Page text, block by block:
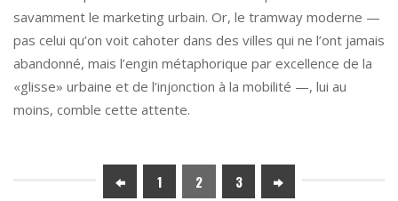
savamment le marketing urbain. Or, le tramway moderne —
pas celui qu’on voit cahoter dans des villes qui ne l’ont jamais
abandonné, mais l’engin métaphorique par excellence de la
«glisse» urbaine et de l’injonction à la mobilité —, lui au
moins, comble cette attente.
1 2 3